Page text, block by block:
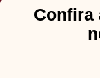
Confira